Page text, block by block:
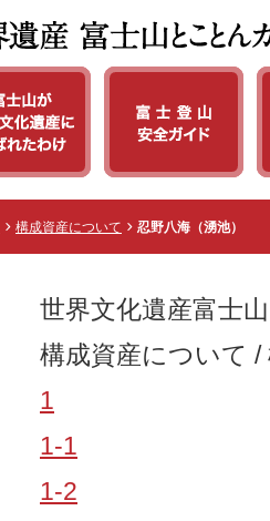
構成資産について 忍野八海（湧池）
世界文化遺産富士
構成資産について /
1
1-1
1-2